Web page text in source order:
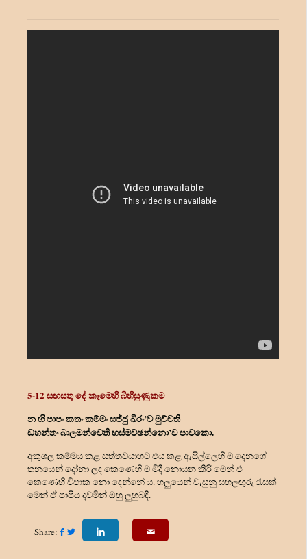
5-12 සඟසතු දේ කෑමෙහි බිහිසුණුකම
න හි පාපං කතං කම්මං සජ්ජු ඛීරං’ව මුච්චති
ඩහන්තං බාලමන්වෙති භස්මච්ඡන්නො’ව පාවකො.
අකුශල කම්මය කළ සත්තවයාහට එය කළ ඇසිල්ලෙහි ම දෙනගේ
තනයෙන් දෝනා ලද කෙණෙහි ම මිදී නොයන කිරි මෙන් එ
කෙණෙහි විපාක නො දෙන්නේ ය. හලුයෙන් වැසුනු සහලඟුරු රැසක්
මෙන් ඒ පාපිය දවමින් ඔහු ලුහුබඳී.
Share: